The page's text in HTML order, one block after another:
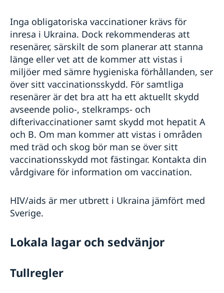
Inga obligatoriska vaccinationer krävs för
inresa i Ukraina. Dock rekommenderas att
resenärer, särskilt de som planerar att stanna
länge eller vet att de kommer att vistas i
miljöer med sämre hygieniska förhållanden, ser
över sitt vaccinationsskydd. För samtliga
resenärer är det bra att ha ett aktuellt skydd
avseende polio-, stelkramps- och
difterivaccinationer samt skydd mot hepatit A
och B. Om man kommer att vistas i områden
med träd och skog bör man se över sitt
vaccinationsskydd mot fästingar. Kontakta din
vårdgivare för information om vaccination.
HIV/aids är mer utbrett i Ukraina jämfört med
Sverige.
Lokala lagar och sedvänjor
Tullregler